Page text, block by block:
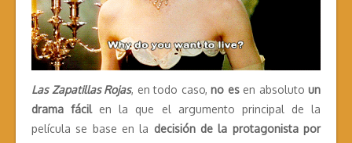
Las Zapatillas Rojas, en todo caso, no esen absoluto un
drama fácilen la que el argumento principal de la
película se base en la decisión de la protagonista por